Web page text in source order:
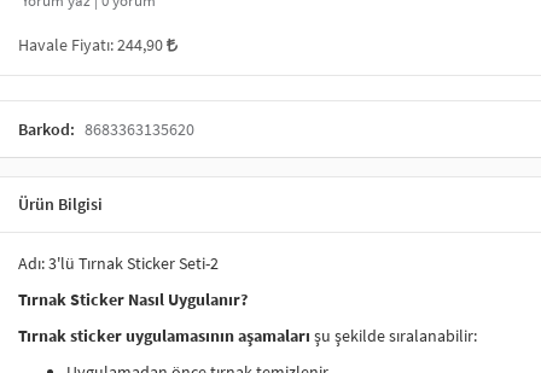
Havale Fiyatı:244,90
Barkod: 8683363135620
Ürün Bilgisi
Adı: 3'lü Tırnak Sticker Seti-2
Tırnak Sticker Nasıl Uygulanır?
Tırnak sticker uygulamasının aşamaları şu şekilde sıralanabilir: